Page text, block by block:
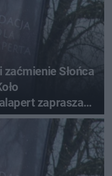
Słońca
zaprasza